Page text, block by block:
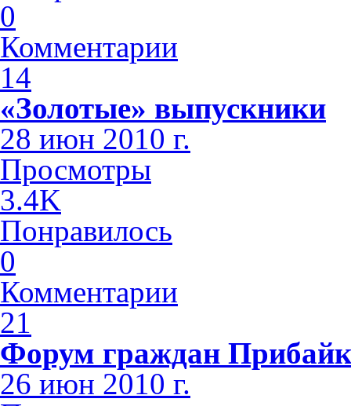
0
Комментарии
14
«Золотые» выпускники
28 июн 2010 г.
Просмотры
3.4K
Понравилось
0
Комментарии
21
Форум граждан
26 июн 2010 г.